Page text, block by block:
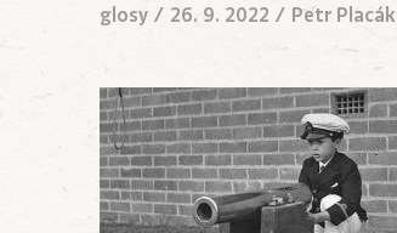
glosy / 26. 9. 2022 / Petr Placák